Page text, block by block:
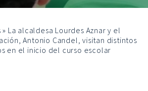
» La alcaldesa Lourdes Aznar y el
Antonio Candel, visitan distintos
en el inicio del curso escolar